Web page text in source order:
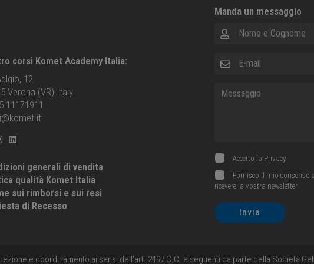
corsi Komet Academy Italia:
12
Verona (VR) Italy
11171911
generali di vendita
qualità Komet Italia
sui rimborsi e sui resi
di Recesso
Manda un messaggio
Nome e Cognome
E-mail
Messaggio
Accetto la Privacy
Fornisco il mio consenso
ricevere la vostra newsletter
Invia
e coordinamento ai sensi dell'art. 2497 C.C. e seguenti da parte della Società